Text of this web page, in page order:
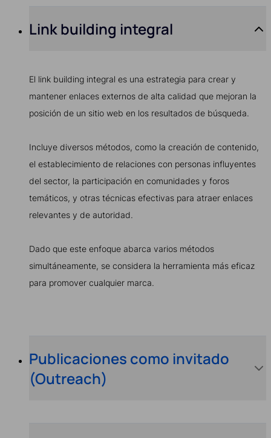
Link building integral
El link building integral es una estrategia para crear y
mantener enlaces externos de alta calidad que mejoran la
posición de un sitio web en los resultados de búsqueda.
Incluye diversos métodos, como la creación de contenido,
el establecimiento de relaciones con personas influyentes
del sector, la participación en comunidades y foros
temáticos, y otras técnicas efectivas para atraer enlaces
relevantes y de autoridad.
Dado que este enfoque abarca varios métodos
simultáneamente, se considera la herramienta más eficaz
para promover cualquier marca.
Publicaciones como invitado
(Outreach)